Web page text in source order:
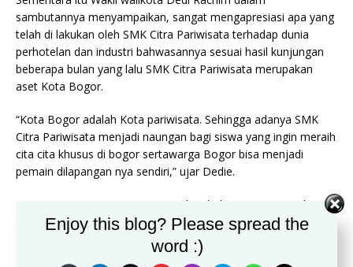
sambutannya menyampaikan, sangat mengapresiasi apa yang
telah di lakukan oleh SMK Citra Pariwisata terhadap dunia
perhotelan dan industri bahwasannya sesuai hasil kunjungan
beberapa bulan yang lalu SMK Citra Pariwisata merupakan
aset Kota Bogor.
“Kota Bogor adalah Kota pariwisata. Sehingga adanya SMK
Citra Pariwisata menjadi naungan bagi siswa yang ingin meraih
cita cita khusus di bogor sertawarga Bogor bisa menjadi
pemain dilapangan nya sendiri,” ujar Dedie.
Ketua PHRI Kota Bogor mengatakan bahwa pariwisata dan
perhotelan adalah sektor yang sangat menjanjikan siswa-siswi
SMK beruntung menekuni pendidikan kepariwisataan, karena
lebih siap diterima di dunia kerja.(Nia)
Enjoy this blog? Please spread the
word :)